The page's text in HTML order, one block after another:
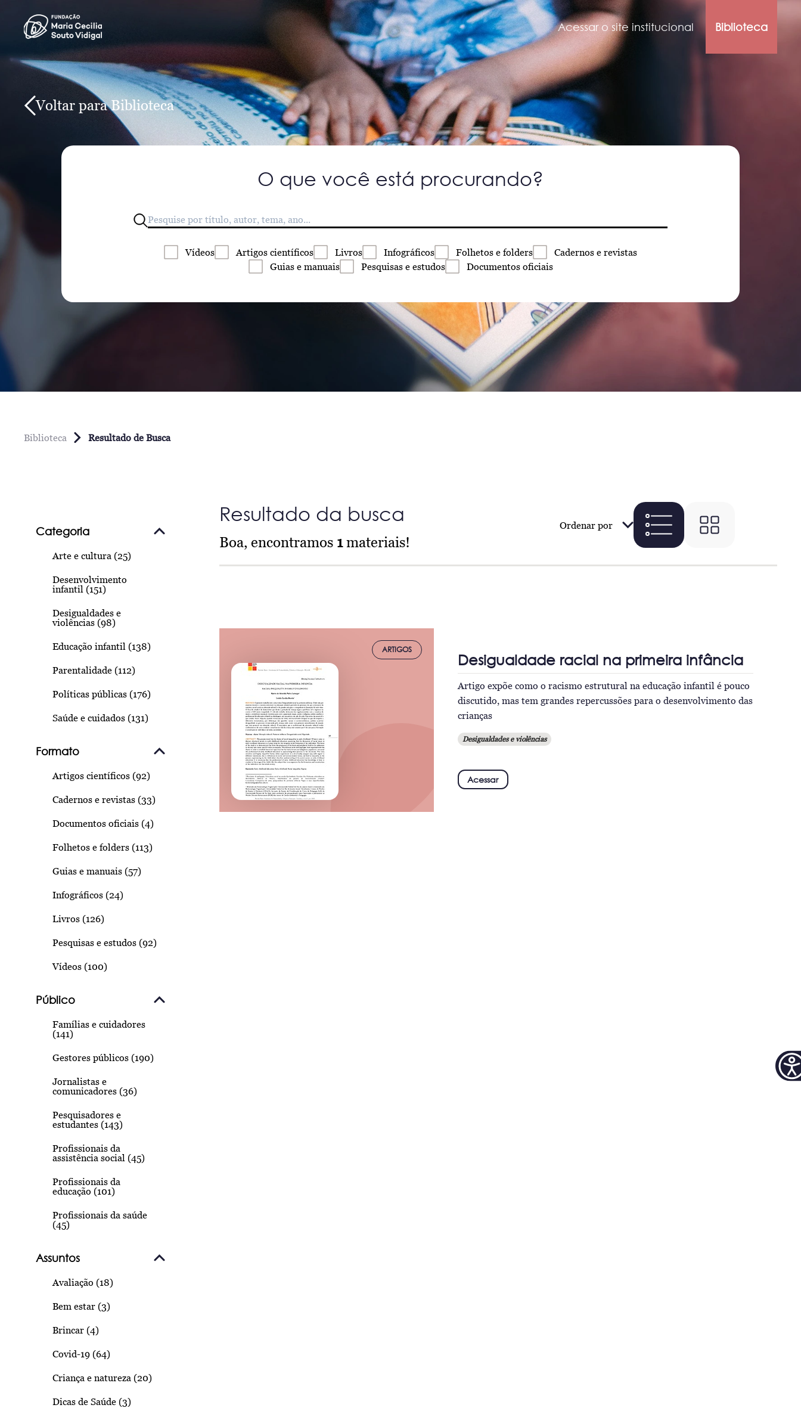
Acessar o site institucional Biblioteca
Voltar para Biblioteca
O que você está procurando?
Vídeos Artigos científicos Livros Infográficos Folhetos e folders Cadernos e revistas
Guias e manuais Pesquisas e estudos Documentos oficiais
Biblioteca Resultado de Busca
Categoria
Arte e cultura (25)
Desenvolvimento
infantil (151)
Desigualdades e
violências (98)
Educação infantil (138)
Parentalidade (112)
Políticas públicas (176)
Saúde e cuidados (131)
Formato
Artigos científicos (92)
Cadernos e revistas (33)
Documentos oficiais (4)
Folhetos e folders (113)
Guias e manuais (57)
Infográficos (24)
Livros (126)
Pesquisas e estudos (92)
Vídeos (100)
Público
Famílias e cuidadores
(141)
Gestores públicos (190)
Jornalistas e
comunicadores (36)
Pesquisadores e
estudantes (143)
Profissionais da
assistência social (45)
Profissionais da
educação (101)
Profissionais da saúde
(45)
Assuntos
Avaliação (18)
Bem estar (3)
Brincar (4)
Covid-19 (64)
Criança e natureza (20)
Dicas de Saúde (3)
Resultado da busca
Boa, encontramos 1materiais!
Ordenar por
ARTIGOS
Desigualdade racial na primeira infância
Artigo expõe como o racismo estrutural na educação infantil é pouco
discutido, mas tem grandes repercussões para o desenvolvimento das
crianças
Desigualdades e violências
Acessar